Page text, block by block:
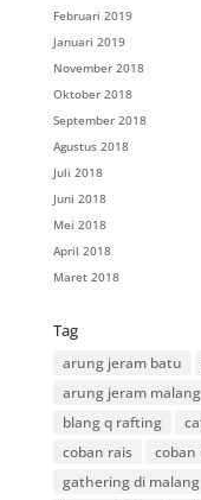
Februari 2019
Januari 2019
November 2018
Oktober 2018
September 2018
Agustus 2018
Juli 2018
Juni 2018
Mei 2018
April 2018
Maret 2018
Tag
arung jeram batu
arung jeram malang
blang q rafting
coban rais
coban
gathering di malang